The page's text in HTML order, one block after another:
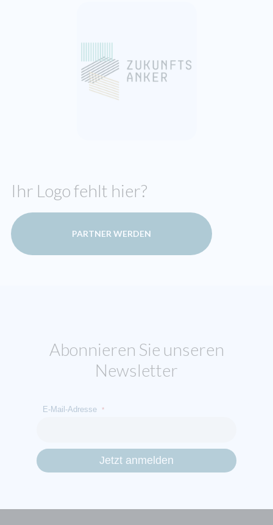
Ihr Logo fehlt hier?
PARTNER WERDEN
Abonnieren Sie unseren
Newsletter
E-Mail-Adresse *